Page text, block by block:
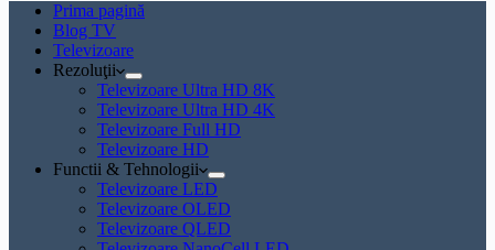
Prima pagină
Blog TV
Televizoare
Rezoluţii
Televizoare Ultra HD 8K
Televizoare Ultra HD 4K
Televizoare Full HD
Televizoare HD
Functii & Tehnologii
Televizoare LED
Televizoare OLED
Televizoare QLED